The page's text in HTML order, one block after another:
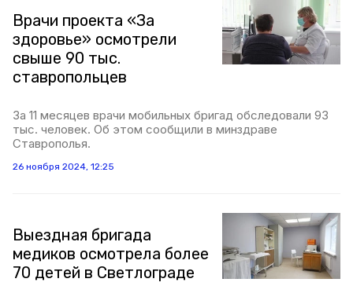
Врачи проекта «За
здоровье» осмотрели
свыше 90 тыс.
ставропольцев
За 11 месяцев врачи мобильных бригад обследовали 93
тыс. человек. Об этом сообщили в минздраве
Ставрополья.
26 ноября 2024, 12:25
Выездная бригада
медиков осмотрела более
70 детей в Светлограде